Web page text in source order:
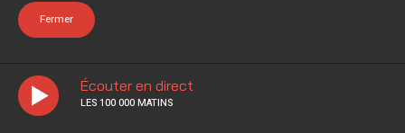
Écouter en direct
LES 100 000 MATINS
FAQ
Fermer